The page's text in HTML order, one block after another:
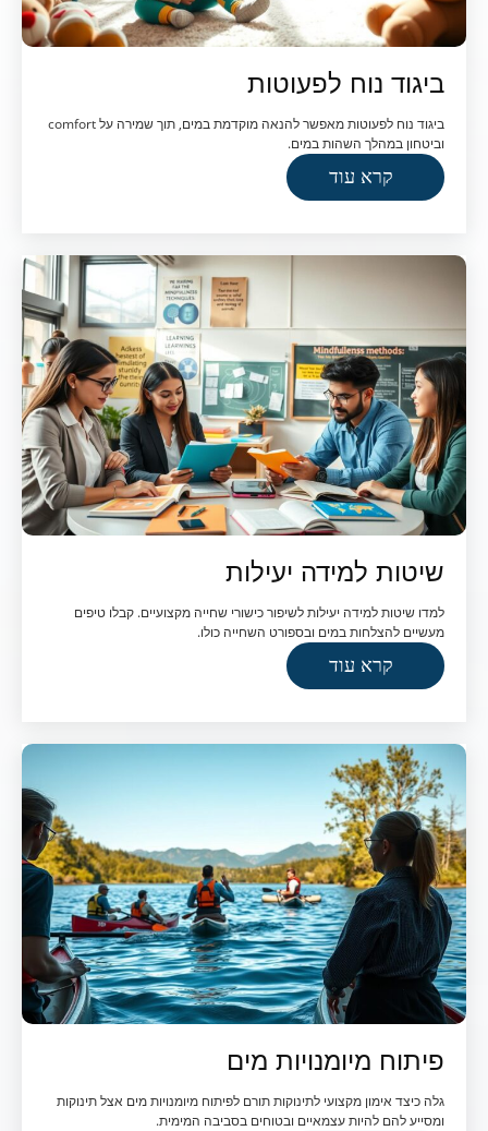
ביגוד נוח לפעוטות
ביגוד נוח לפעוטות מאפשר להנאה מוקדמת במים, תוך שמירה על comfort
וביטחון במהלך השהות במים.
קרא עוד
שיטות למידה יעילות
למדו שיטות למידה יעילות לשיפור כישורי שחייה מקצועיים. קבלו טיפים
מעשיים להצלחות במים ובספורט השחייה כולו.
קרא עוד
פיתוח מיומנויות מים
גלה כיצד אימון מקצועי לתינוקות תורם לפיתוח מיומנויות מים אצל תינוקות
ומסייע להם להיות עצמאיים ובטוחים בסביבה המימית.